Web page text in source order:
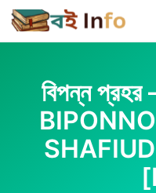
Skip
to
content
বিপন্ন প্রহর